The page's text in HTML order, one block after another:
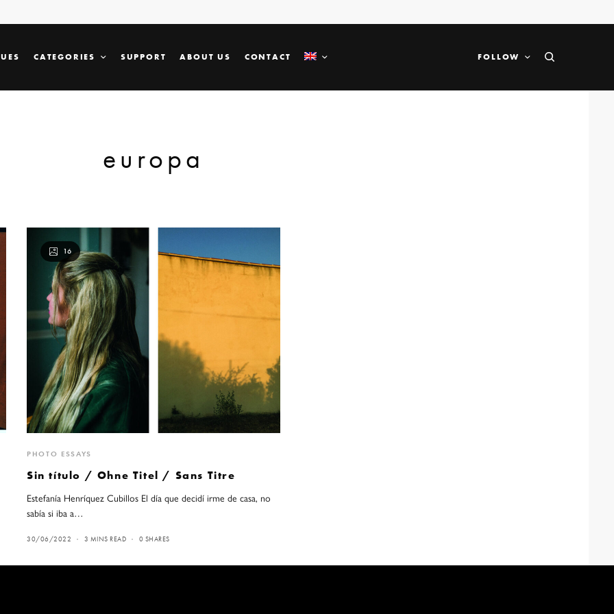
CATEGORIES SUPPORT ABOUT US CONTACT FOLLOW
europa
16
PHOTO ESSAYS
Sin título / Ohne Titel / Sans Titre
Estefanía Henríquez Cubillos El día que decidí irme de casa, no
sabía si iba a…
30/06/2022 3 MINS READ 0 SHARES